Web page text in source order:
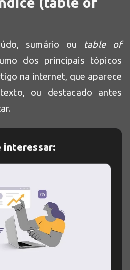
sumário ou table of
dos principais tópicos
na internet, que aparece
ou destacado antes
interessar: